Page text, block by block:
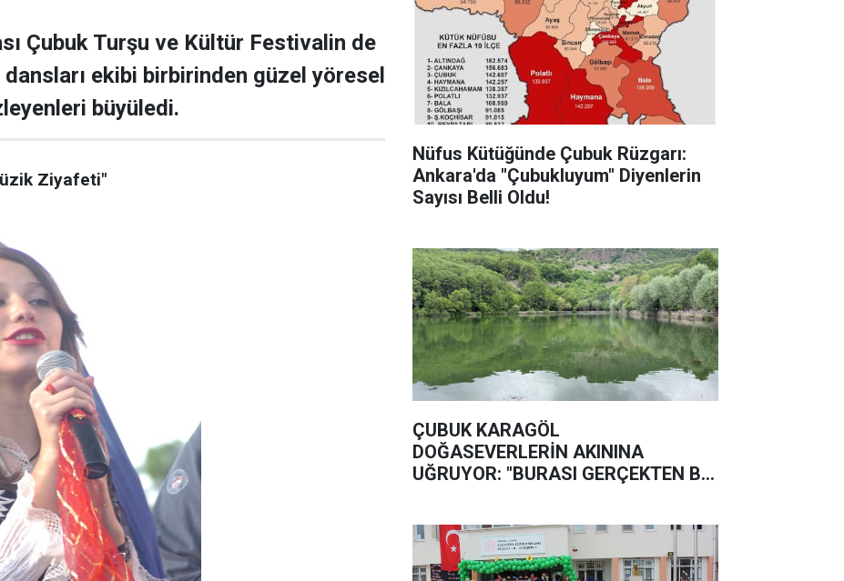
Çubuk Turşu ve Kültür Festivalin de
ekibi birbirinden güzel yöresel
büyüledi.
Ziyafeti"
Nüfus Kütüğünde Çubuk Rüzgarı:
Ankara'da "Çubukluyum" Diyenlerin
Sayısı Belli Oldu!
ÇUBUK KARAGÖL
DOĞASEVERLERİN AKININA
UĞRUYOR: "BURASI GERÇEKTEN BİR